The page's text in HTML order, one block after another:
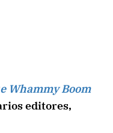
Whammy Boom
editores,